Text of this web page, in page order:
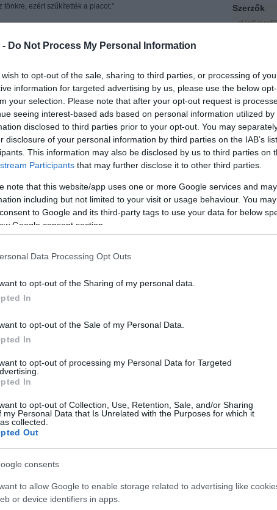
- Do Not Process My Personal Information
wish to opt-out of the sale, sharing to third parties, or processing of
information for targeted advertising by us, please use the below
your selection. Please note that after your opt-out request is
seeing interest-based ads based on personal information utilized
disclosed to third parties prior to your opt-out. You may
disclosure of your personal information by third parties on the IAB’s
This information may also be disclosed by us to third parties on
Participants that may further disclose it to other third parties.
note that this website/app uses one or more Google services and
including but not limited to your visit or usage behaviour. You
to Google and its third-party tags to use your data for below
Google consent section.
Data Processing Opt Outs
to opt-out of the Sharing of my personal data.
In
to opt-out of the Sale of my Personal Data.
In
to opt-out of processing my Personal Data for Targeted
In
to opt-out of Collection, Use, Retention, Sale, and/or Sharing
my Personal Data that Is Unrelated with the Purposes for which it
collected.
Out
consents
to allow Google to enable storage related to advertising like
or device identifiers in apps.
ezért szűkítették a piacot."
erős állami kontroll alatt tudjuk elképzelni."
Bajnai-kormányok alatt, hogy a játékgépek világában
szerzett pénzeket."
viszont annál inkább, hogy a föld- és trafikos "pályázatok"
nekik a piacot.
Szerzők
sHelf (profil
Vendégblgr
Rozsnyai
LCsilla16 (